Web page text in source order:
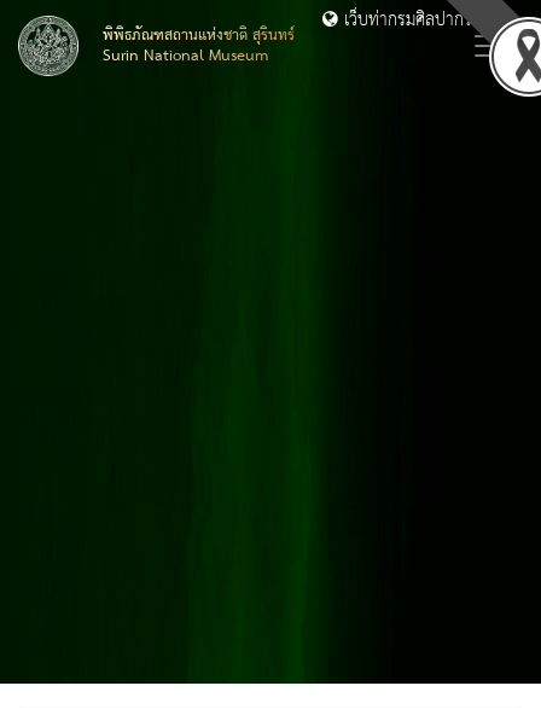
พิพิธภัณฑสถานแห่งชาติ สุรินทร์
Surin National Museum
เว็บท่ากรมศิลปากร